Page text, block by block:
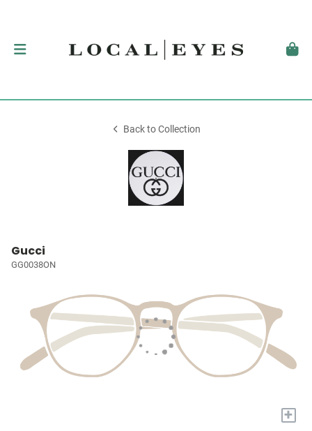
Back to Collection
Gucci
GG0038ON
+